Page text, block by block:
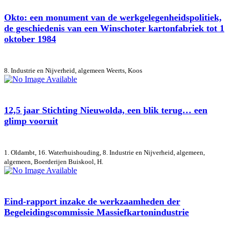
Okto: een monument van de werkgelegenheidspolitiek,
de geschiedenis van een Winschoter kartonfabriek tot 1
oktober 1984
8. Industrie en Nijverheid, algemeen Weerts, Koos
12,5 jaar Stichting Nieuwolda, een blik terug… een
glimp vooruit
1. Oldambt, 16. Waterhuishouding, 8. Industrie en Nijverheid, algemeen,
algemeen, Boerderijen Buiskool, H.
Eind-rapport inzake de werkzaamheden der
Begeleidingscommissie Massiefkartonindustrie